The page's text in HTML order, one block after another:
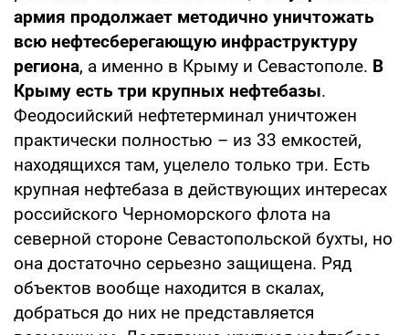
армия продолжает методично уничтожать
всю нефтесберегающую инфраструктуру
региона, а именно в Крыму и Севастополе. В
Крыму есть три крупных нефтебазы.
Феодосийский нефтетерминал уничтожен
практически полностью – из 33 емкостей,
находящихся там, уцелело только три. Есть
крупная нефтебаза в действующих интересах
российского Черноморского флота на
северной стороне Севастопольской бухты, но
она достаточно серьезно защищена. Ряд
объектов вообще находится в скалах,
добраться до них не представляется